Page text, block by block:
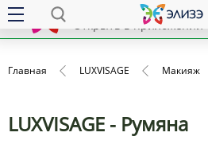
x
Открыть в приложении
Главная LUXVISAGE Макияж
LUXVISAGE - Румяна